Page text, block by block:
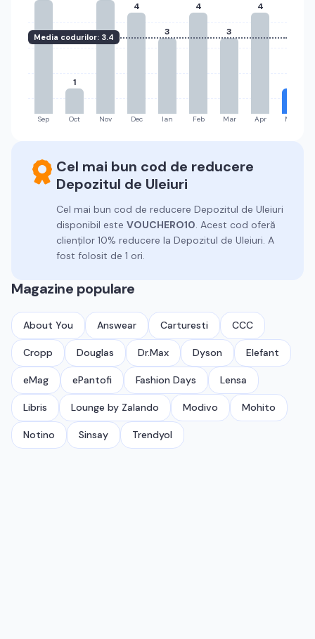
Media codurilor: 3.4
Sep
1
Oct Nov
4
Dec
3
Ian
4
Feb
3
Mar
4
Apr Mai
Cel mai bun cod de reducere
Depozitul de Uleiuri
Cel mai bun cod de reducere Depozitul de Uleiuri
disponibil este VOUCHERO10. Acest cod oferă
clienților 10% reducere la Depozitul de Uleiuri. A
fost folosit de 1 ori.
Magazine populare
About You Answear Carturesti CCC
Cropp Douglas Dr.Max Dyson Elefant
eMag ePantofi Fashion Days Lensa
Libris Lounge by Zalando Modivo Mohito
Notino Sinsay Trendyol